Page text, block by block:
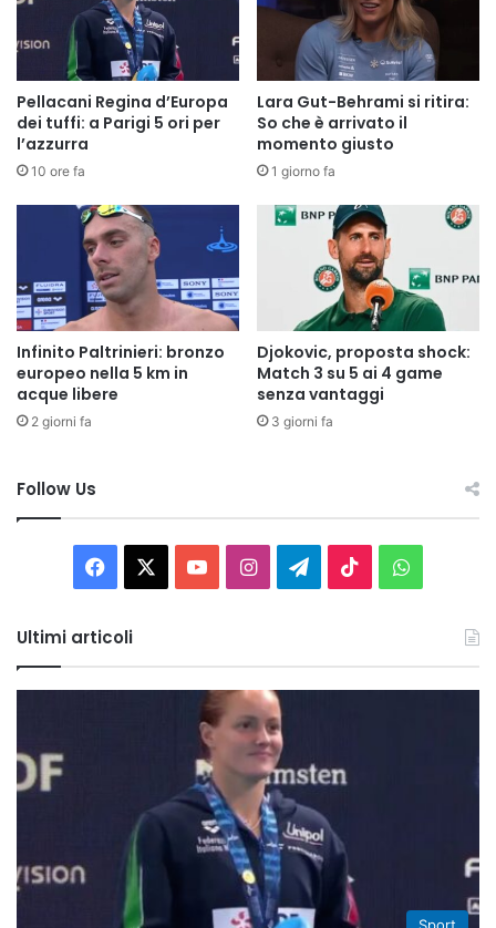
Pellacani Regina d’Europa
dei tuffi: a Parigi 5 ori per
l’azzurra
10 ore fa
Lara Gut-Behrami si ritira:
So che è arrivato il
momento giusto
1 giorno fa
Infinito Paltrinieri: bronzo
europeo nella 5 km in
acque libere
2 giorni fa
Djokovic, proposta shock:
Match 3 su 5 ai 4 game
senza vantaggi
3 giorni fa
Follow Us
Facebook You InstagramTelegram
TikTok
Ultimi articoli